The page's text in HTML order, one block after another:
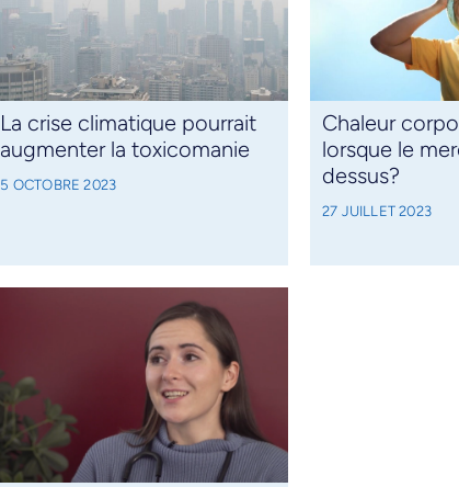
La crise climatique pourrait
augmenter la toxicomanie
5 OCTOBRE 2023
Chaleur
lorsque le
dessus?
27 JUILLET 2023